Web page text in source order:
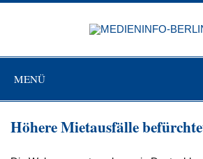
Zum
MENÜ
Höhere Mietausfälle